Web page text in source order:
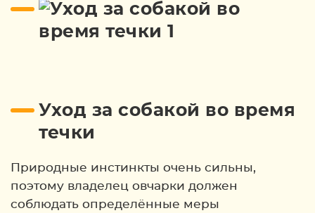
Уход за собакой во время
течки
Природные инстинкты очень сильны,
поэтому владелец овчарки должен
соблюдать определённые меры